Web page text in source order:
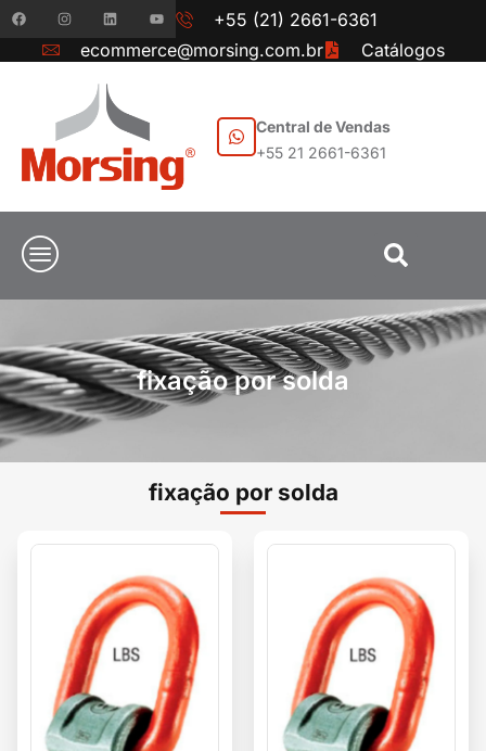
+55 (21) 2661-6361
ecommerce@morsing.com.br
Catálogos
Central de Vendas
+55 21 2661-6361
fixação por solda
fixação por solda